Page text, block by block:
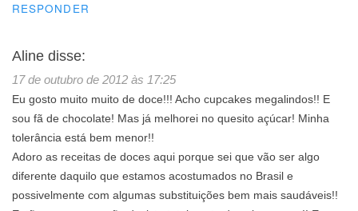
RESPONDER
Aline disse:
17 de outubro de 2012 às 17:25
Eu gosto muito muito de doce!!! Acho cupcakes megalindos!! E
sou fã de chocolate! Mas já melhorei no quesito açúcar! Minha
tolerância está bem menor!!
Adoro as receitas de doces aqui porque sei que vão ser algo
diferente daquilo que estamos acostumados no Brasil e
possivelmente com algumas substituições bem mais saudáveis!!